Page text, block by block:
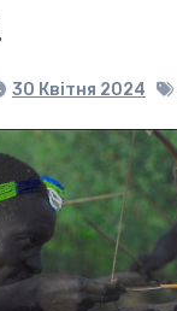
30 Квітня 2024